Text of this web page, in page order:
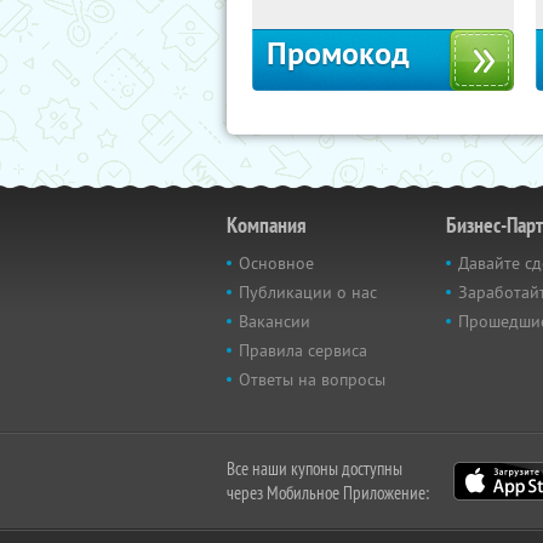
Промокод
Компания
Основное
Публикации о нас
Вакансии
Правила сервиса
Ответы на вопросы
Бизнес-
Давайте
Все наши купоны доступны
через Мобильное Приложение: